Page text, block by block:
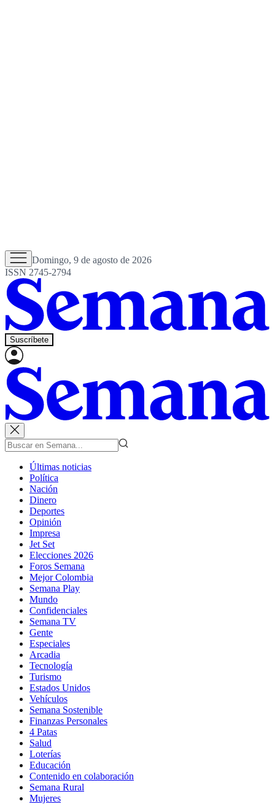
Domingo, 9 de agosto de 2026
ISSN 2745-2794
Suscríbete
Últimas noticias
Política
Nación
Dinero
Deportes
Opinión
Impresa
Jet Set
Elecciones 2026
Foros Semana
Mejor Colombia
Semana Play
Mundo
Confidenciales
Semana TV
Gente
Especiales
Arcadia
Tecnología
Turismo
Estados Unidos
Vehículos
Semana Sostenible
Finanzas Personales
4 Patas
Salud
Loterías
Educación
Contenido en colaboración
Semana Rural
Mujeres